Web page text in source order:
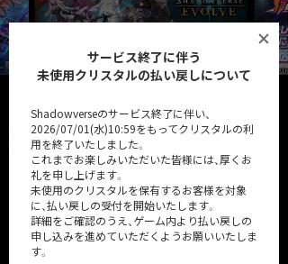
サービス終了に伴う
未使用クリスタルの払い戻しについて
Shadowverseのサービス終了に伴い、
2026/07/01(水)10:59をもってクリスタルの利
用を終了いたしました。
これまでお楽しみいただいた皆様には、厚くお
礼を申し上げます。
未使用のクリスタルを保有するお客様を対象
に、払い戻しの受付を開始いたします。
詳細をご確認のうえ、ゲーム内より払い戻しの
申し込みを進めていただくようお願いいたしま
す。
32弾カードパック「Heroes of
Shadowverse / ヒーローズ・
第31弾カードパック